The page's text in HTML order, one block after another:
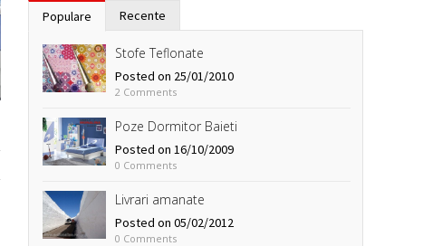
Populare Recente
Stofe Teflonate
Posted on 25/01/2010
2 Comments
Poze Dormitor Baieti
Posted on 16/10/2009
0 Comments
Livrari amanate
Posted on 05/02/2012
0 Comments